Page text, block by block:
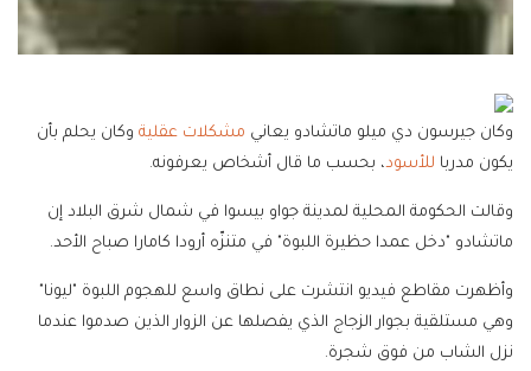
وكان جيرسون دي ميلو ماتشادو يعاني مشكلات عقلية وكان يحلم بأن
يكون مدربا للأسود، بحسب ما قال أشخاص يعرفونه.
وقالت الحكومة المحلية لمدينة جواو بيسوا في شمال شرق البلاد إن
ماتشادو "دخل عمدا حظيرة اللبوة" في متنزّه أرودا كامارا صباح الأحد.
وأظهرت مقاطع فيديو انتشرت على نطاق واسع للهجوم اللبوة "ليونا"
وهي مستلقية بجوار الزجاج الذي يفصلها عن الزوار الذين صدموا عندما
نزل الشاب من فوق شجرة.